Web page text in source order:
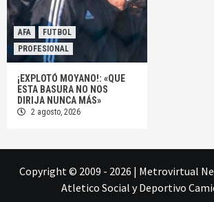
AFA
FUTBOL
PROFESIONAL
¡EXPLOTÓ MOYANO!: «QUE
ESTA BASURA NO NOS
DIRIJA NUNCA MÁS»
2 agosto, 2026
Copyright © 2009 - 2026 | Metrovirtual
Atletico Social y Deportivo